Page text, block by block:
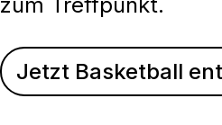
Jetzt Basketball